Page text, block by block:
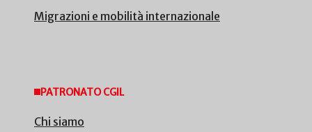
Migrazioni e mobilità internazionale
PATRONATO CGIL
Chi siamo